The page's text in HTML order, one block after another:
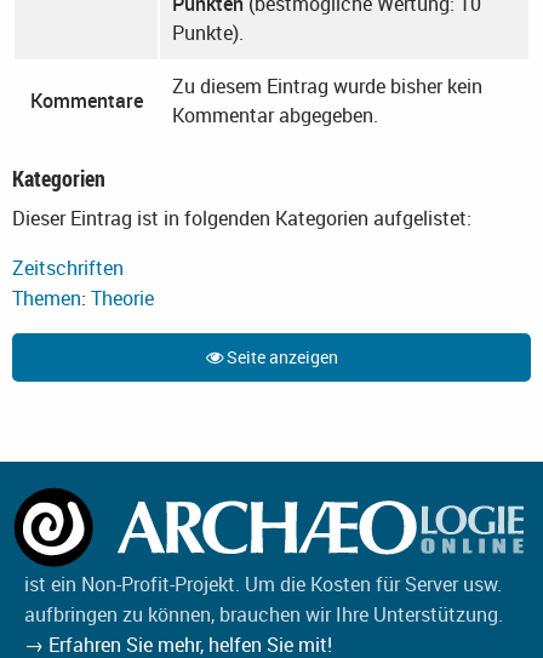
Punkte).
Kommentare
Zu diesem Eintrag wurde bisher kein
Kommentar abgegeben.
Kategorien
Dieser Eintrag ist in folgenden Kategorien aufgelistet:
Zeitschriften
Themen: Theorie
Seite anzeigen
ist ein Non-Profit-Projekt. Um die Kosten für Server usw.
aufbringen zu können, brauchen wir Ihre Unterstützung.
→ Erfahren Sie mehr, helfen Sie mit!